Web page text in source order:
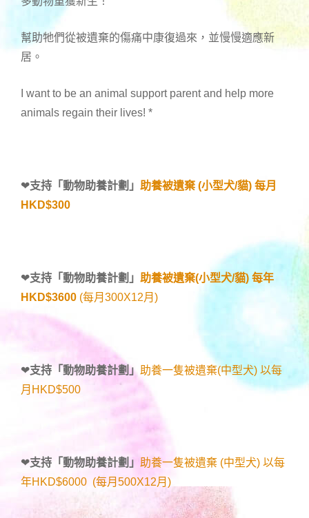
幫助牠們從被遺棄的傷痛中康復過來，並慢慢適應新
居。
I want to be an animal support parent and help more
animals regain their lives! *
❤支持「動物助養計劃 」 助養被遺棄 (小型犬/貓) 每月
HKD$300
❤支持「動物助養計劃 」 助養被遺棄(小型犬/貓) 每年
HKD$3600 (每月300X12月)
❤支持「動物助養計劃 」 助養一隻被遺棄(中型犬) 以每
月HKD$500
❤支持「動物助養計劃 」 助養一隻被遺棄 (中型犬) 以每
年HKD$6000 (每月500X12月)